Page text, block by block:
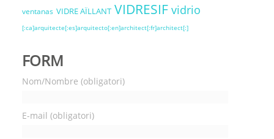
ventanas VIDRE AÏLLANT VIDRESIF vidrio
[:ca]arquitecte[:es]arquitecto[:en]architect[:fr]architect[:]
FORM
Nom/Nombre (obligatori)
E-mail (obligatori)